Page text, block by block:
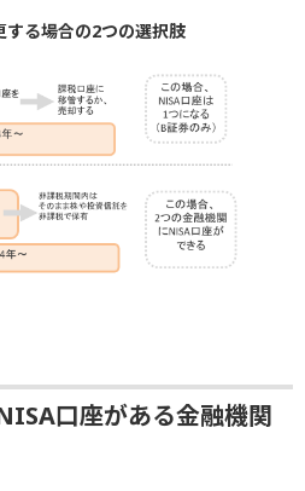
する場合の2つの選択肢
口座がある金融機関